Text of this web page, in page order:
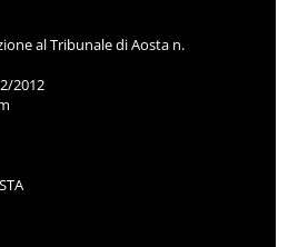
al Tribunale di Aosta n.
2012